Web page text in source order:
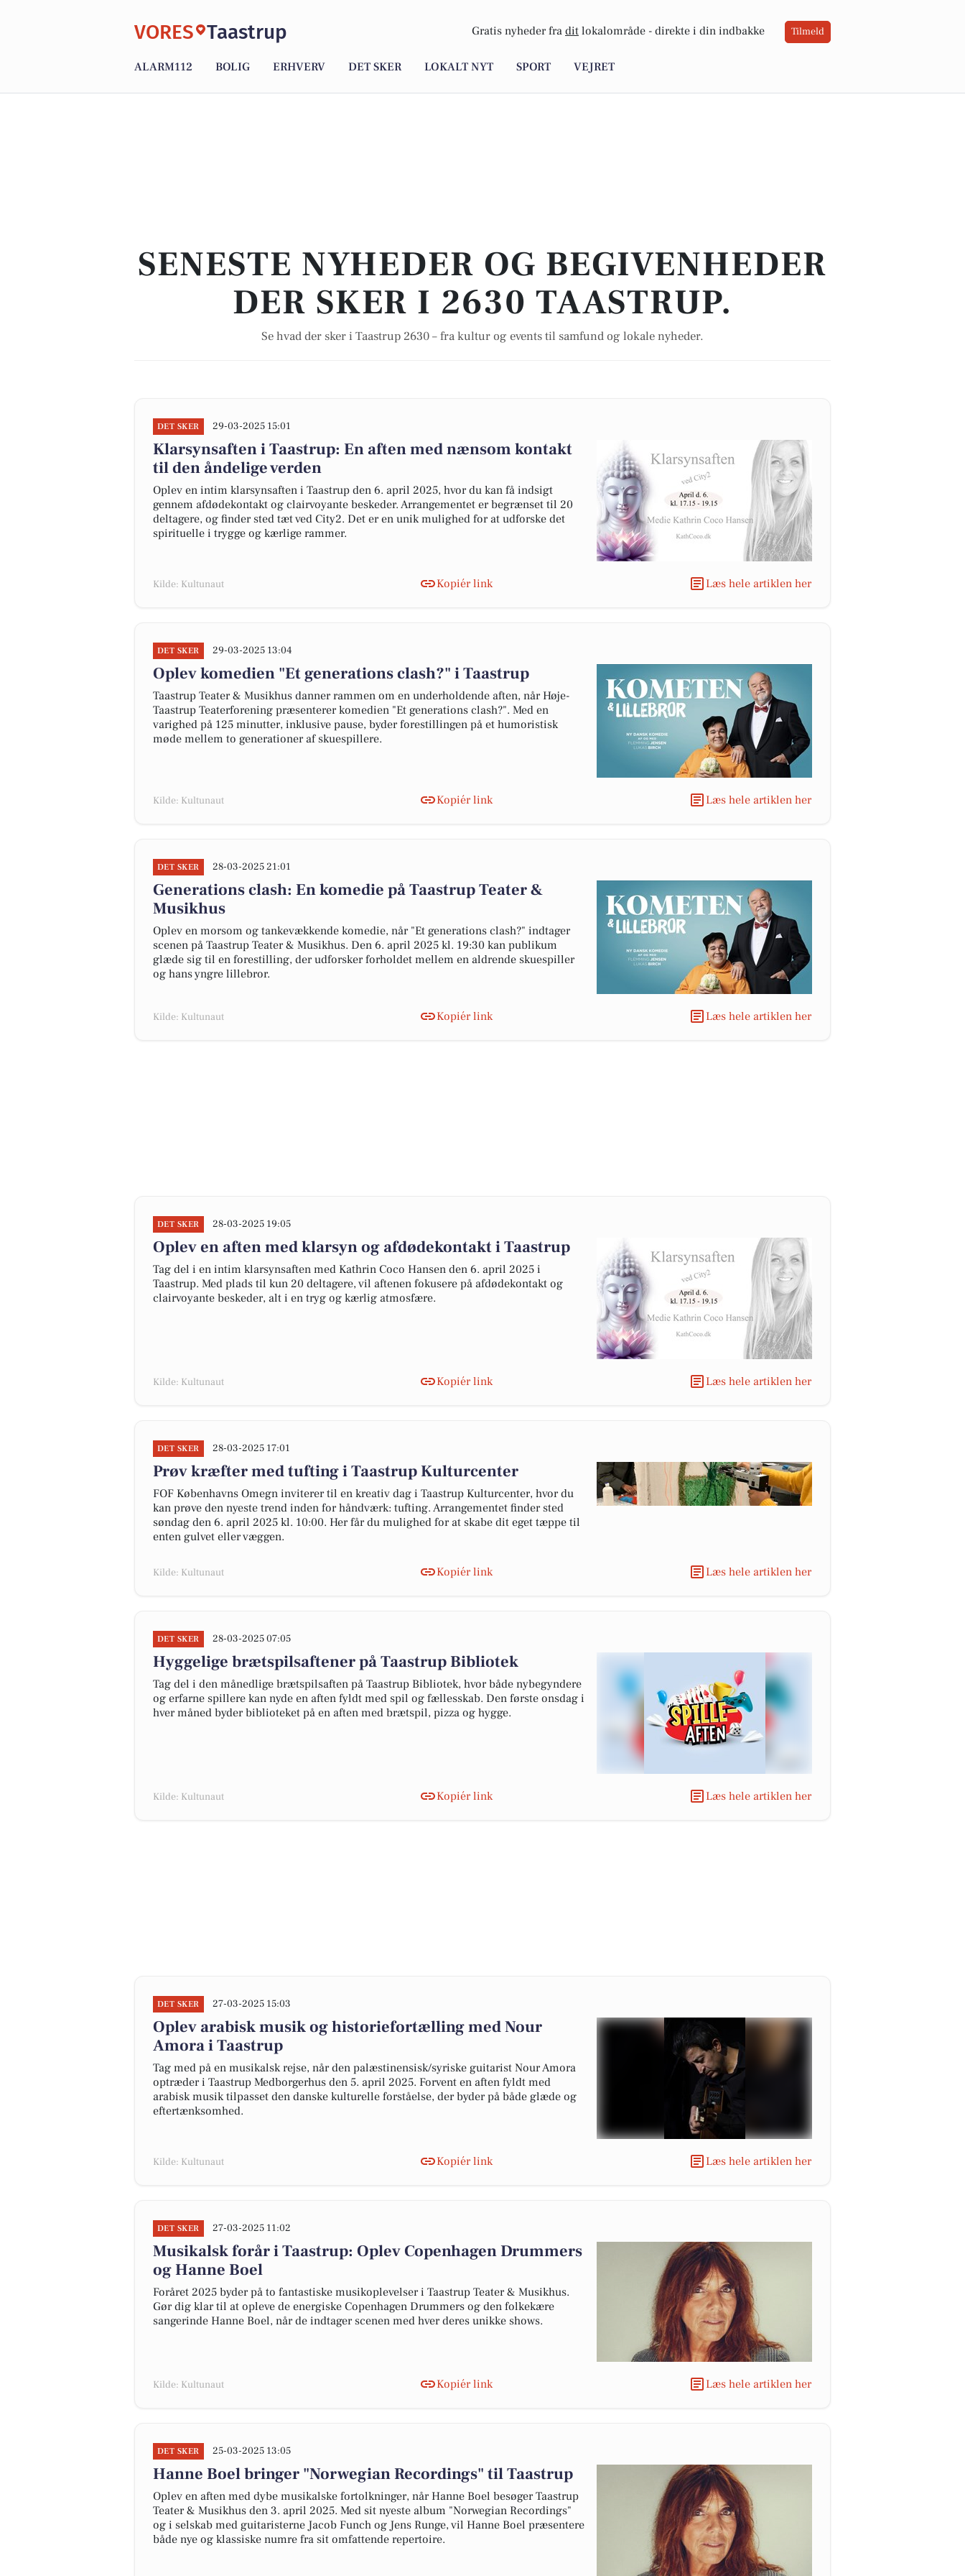
VORES Taastrup Gratis nyheder fra dit lokalområde - direkte i din indbakke Tilmeld
ALARM112 BOLIG ERHVERV DET SKER LOKALT NYT SPORT VEJRET
SENESTE NYHEDER OG BEGIVENHEDER
DER SKER I 2630 TAASTRUP.
Se hvad der sker i Taastrup 2630 – fra kultur og events til samfund og lokale nyheder.
DET SKER 29-03-2025 15:01
Klarsynsaften i Taastrup: En aften med nænsom kontakt
til den åndelige verden
Oplev en intim klarsynsaften i Taastrup den 6. april 2025, hvor du kan få indsigt
gennem afdødekontakt og clairvoyante beskeder. Arrangementet er begrænset til 20
deltagere, og finder sted tæt ved City2. Det er en unik mulighed for at udforske det
spirituelle i trygge og kærlige rammer.
Kilde: Kultunaut Kopiér link Læs hele artiklen her
DET SKER 29-03-2025 13:04
Oplev komedien "Et generations clash?" i Taastrup
Taastrup Teater & Musikhus danner rammen om en underholdende aften, når Høje-
Taastrup Teaterforening præsenterer komedien "Et generations clash?". Med en
varighed på 125 minutter, inklusive pause, byder forestillingen på et humoristisk
møde mellem to generationer af skuespillere.
Kilde: Kultunaut Kopiér link Læs hele artiklen her
DET SKER 28-03-2025 21:01
Generations clash: En komedie på Taastrup Teater &
Musikhus
Oplev en morsom og tankevækkende komedie, når "Et generations clash?" indtager
scenen på Taastrup Teater & Musikhus. Den 6. april 2025 kl. 19:30 kan publikum
glæde sig til en forestilling, der udforsker forholdet mellem en aldrende skuespiller
og hans yngre lillebror.
Kilde: Kultunaut Kopiér link Læs hele artiklen her
DET SKER 28-03-2025 19:05
Oplev en aften med klarsyn og afdødekontakt i Taastrup
Tag del i en intim klarsynsaften med Kathrin Coco Hansen den 6. april 2025 i
Taastrup. Med plads til kun 20 deltagere, vil aftenen fokusere på afdødekontakt og
clairvoyante beskeder, alt i en tryg og kærlig atmosfære.
Kilde: Kultunaut Kopiér link Læs hele artiklen her
DET SKER 28-03-2025 17:01
Prøv kræfter med tufting i Taastrup Kulturcenter
FOF Københavns Omegn inviterer til en kreativ dag i Taastrup Kulturcenter, hvor du
kan prøve den nyeste trend inden for håndværk: tufting. Arrangementet finder sted
søndag den 6. april 2025 kl. 10:00. Her får du mulighed for at skabe dit eget tæppe til
enten gulvet eller væggen.
Kilde: Kultunaut Kopiér link Læs hele artiklen her
DET SKER 28-03-2025 07:05
Hyggelige brætspilsaftener på Taastrup Bibliotek
Tag del i den månedlige brætspilsaften på Taastrup Bibliotek, hvor både nybegyndere
og erfarne spillere kan nyde en aften fyldt med spil og fællesskab. Den første onsdag i
hver måned byder biblioteket på en aften med brætspil, pizza og hygge.
Kilde: Kultunaut Kopiér link Læs hele artiklen her
DET SKER 27-03-2025 15:03
Oplev arabisk musik og historiefortælling med Nour
Amora i Taastrup
Tag med på en musikalsk rejse, når den palæstinensisk/syriske guitarist Nour Amora
optræder i Taastrup Medborgerhus den 5. april 2025. Forvent en aften fyldt med
arabisk musik tilpasset den danske kulturelle forståelse, der byder på både glæde og
eftertænksomhed.
Kilde: Kultunaut Kopiér link Læs hele artiklen her
DET SKER 27-03-2025 11:02
Musikalsk forår i Taastrup: Oplev Copenhagen Drummers
og Hanne Boel
Foråret 2025 byder på to fantastiske musikoplevelser i Taastrup Teater & Musikhus.
Gør dig klar til at opleve de energiske Copenhagen Drummers og den folkekære
sangerinde Hanne Boel, når de indtager scenen med hver deres unikke shows.
Kilde: Kultunaut Kopiér link Læs hele artiklen her
DET SKER 25-03-2025 13:05
Hanne Boel bringer "Norwegian Recordings" til Taastrup
Oplev en aften med dybe musikalske fortolkninger, når Hanne Boel besøger Taastrup
Teater & Musikhus den 3. april 2025. Med sit nyeste album "Norwegian Recordings"
og i selskab med guitaristerne Jacob Funch og Jens Runge, vil Hanne Boel præsentere
både nye og klassiske numre fra sit omfattende repertoire.